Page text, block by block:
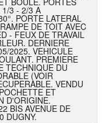
1/3 - 2/3 A
PORTE LATERAL
DE TOIT AVEC
- FEUX DE TRAVAIL
DERNIERE
2025. VEHICULE
PREMIERE
TECHNIQUE DU
(VOIR
VENDU
ET
D'ORIGINE.
BIS AVENUE DE
DUGNY.